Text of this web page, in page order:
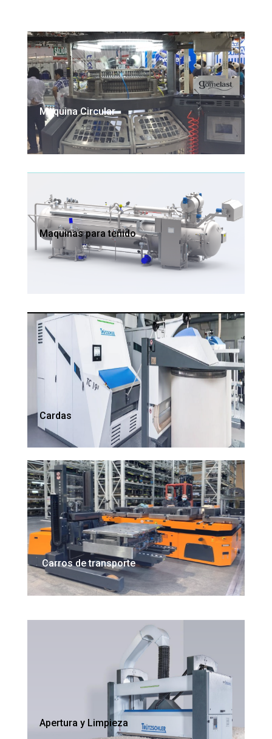
Maquina Circular
Maquinas para teñido
Cardas
Carros de transporte
Apertura y Limpieza